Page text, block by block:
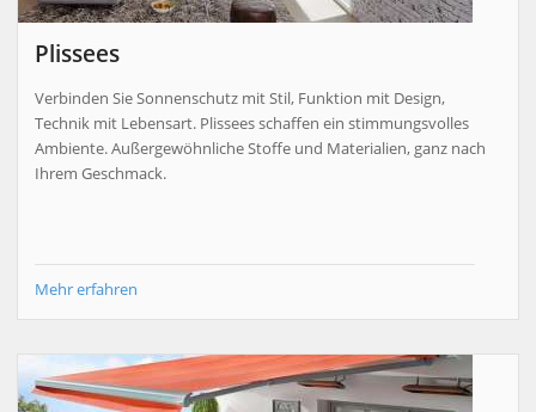
Plissees
Verbinden Sie Sonnenschutz mit Stil, Funktion mit Design,
Technik mit Lebensart. Plissees schaffen ein stimmungsvolles
Ambiente. Außergewöhnliche Stoffe und Materialien, ganz nach
Ihrem Geschmack.
Mehr erfahren